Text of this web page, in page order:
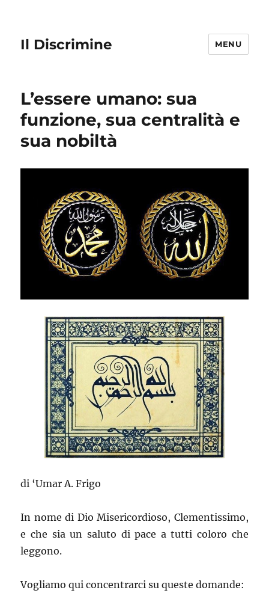
Il Discrimine MENU
L’essere umano: sua
funzione, sua centralità e
sua nobiltà
di ‘Umar A. Frigo
In nome di Dio Misericordioso, Clementissimo,
e che sia un saluto di pace a tutti coloro che
leggono.
Vogliamo qui concentrarci su queste domande: